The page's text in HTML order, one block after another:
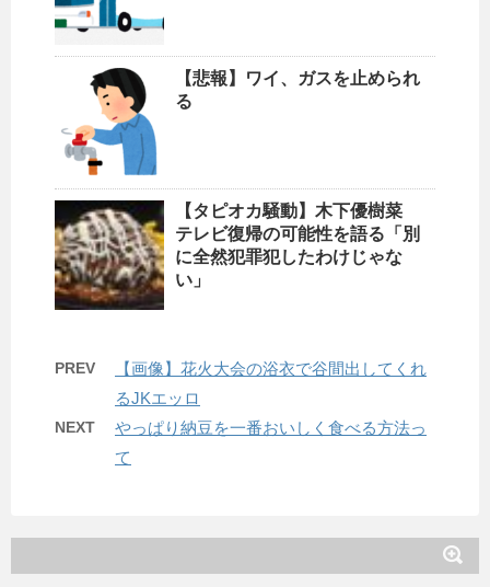
【悲報】ワイ、ガスを止められ
る
【タピオカ騒動】木下優樹菜
テレビ復帰の可能性を語る「別
に全然犯罪犯したわけじゃな
い」
PREV
【画像】花火大会の浴衣で谷間出してくれ
るJKエッロ
NEXT
やっぱり納豆を一番おいしく食べる方法っ
て